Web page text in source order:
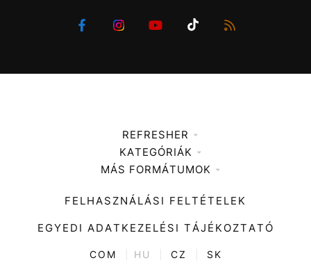
REFRESHER
Médiaajánlat
KATEGÓRIÁK
Zene
Divat
Kultúra
ENTR
MÁS FORMÁTUMOK
FELHASZNÁLÁSI FELTÉTELEK
EGYEDI ADATKEZELÉSI TÁJÉKOZTATÓ
COM HU CZ SK